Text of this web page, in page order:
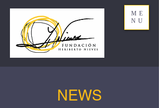
ME
NU
NEWS